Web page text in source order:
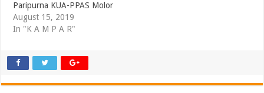
Paripurna KUA-PPAS Molor
August 15, 2019
In "K A M P A R"